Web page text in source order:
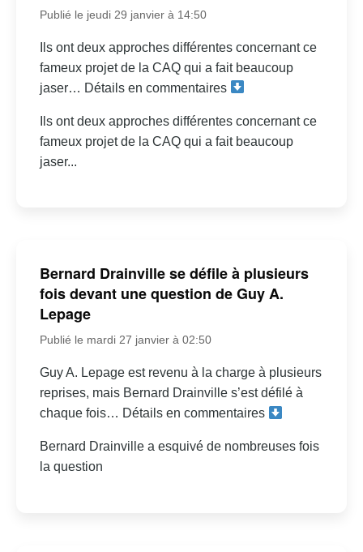
Publié le jeudi 29 janvier à 14:50
Ils ont deux approches différentes concernant ce
fameux projet de la CAQ qui a fait beaucoup
jaser… Détails en commentaires
Ils ont deux approches différentes concernant ce
fameux projet de la CAQ qui a fait beaucoup
jaser...
Bernard Drainville se défile à plusieurs
fois devant une question de Guy A.
Lepage
Publié le mardi 27 janvier à 02:50
Guy A. Lepage est revenu à la charge à plusieurs
reprises, mais Bernard Drainville s’est défilé à
chaque fois… Détails en commentaires
Bernard Drainville a esquivé de nombreuses fois
la question